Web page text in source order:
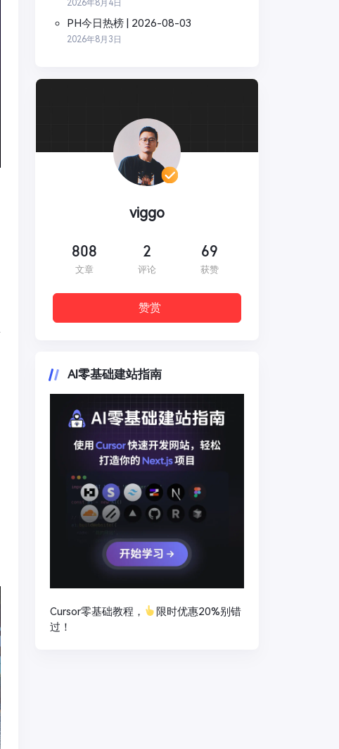
2026年8月4日
PH今日热榜 | 2026-08-03
2026年8月3日
viggo
808
文章
2
评论
69
获赞
赞赏
AI零基础建站指南
Cursor零基础教程，
限时优惠20%别错
过！